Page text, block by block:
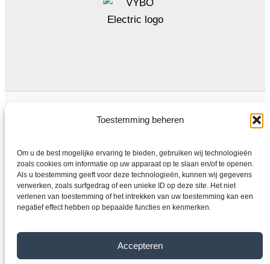
Toestemming beheren
Om u de best mogelijke ervaring te bieden, gebruiken wij technologieën
zoals cookies om informatie op uw apparaat op te slaan en/of te openen.
Als u toestemming geeft voor deze technologieën, kunnen wij gegevens
verwerken, zoals surfgedrag of een unieke ID op deze site. Het niet
verlenen van toestemming of het intrekken van uw toestemming kan een
negatief effect hebben op bepaalde functies en kenmerken.
Accepteren
Thuis
Winkel
Elektromotoren
Overdragen
Over ons